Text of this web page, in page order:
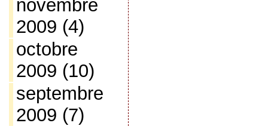
novembre
2009 (4)
octobre
2009 (10)
septembre
2009 (7)